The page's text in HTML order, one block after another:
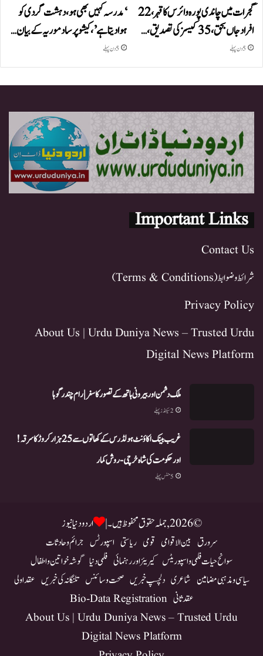
گجرات میں چاندی پورہ وائرس کا قہر، 22
افراد جاں بحق، 35 کیسز کی تصدیق،…
5 دن پہلے
‘مدرسہ کہیں بھی ہو، دہشت گردی کو
ہوا دیتا ہے’، کیشو پرساد موریہ کے بیان…
5 دن پہلے
Important Links
Contact Us
شرائط و ضوابط (Terms & Conditions)
Privacy Policy
About Us | Urdu Duniya News – Trusted Urdu
Digital News Platform
ملک دشمن اور بیرونی ہاتھ کے تصور کا سفر | رام چندر گوہا
2 سیکنڈز پہلے
غریب بینک اکاؤنٹ ہولڈرس کے کھاتوں سے 25 ہزار کروڑ کا سرقہ!
اور حکومت کی شاہ خرچی-روش کمار
5 منٹس پہلے
© 2026, جملہ حقوق محفوظ ہیں۔ | اردو دنیا نیوز
سرورق بین الاقوامی قومی ریاستی اسپورٹس جرائم و حادثات
سوانح حیات فلمی و اسپوریٹس کیریئر اور رہنمائی فلمی دنیا گوشہ خواتین و اطفال
سیاسی و مذہبی مضامین شاعری دلچسپ خبریں صحت و سائنس تلنگانہ کی خبریں عقد اولی
عقد ثانی Bio-Data Registration
About Us | Urdu Duniya News – Trusted Urdu
Digital News Platform